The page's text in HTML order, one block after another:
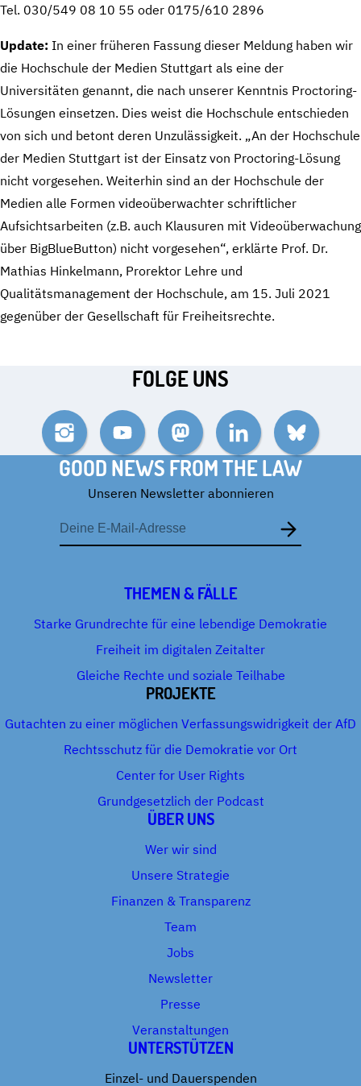
Tel. 030/549 08 10 55 oder 0175/610 2896
Update: In einer früheren Fassung dieser Meldung haben wir
die Hochschule der Medien Stuttgart als eine der
Universitäten genannt, die nach unserer Kenntnis Proctoring-
Lösungen einsetzen. Dies weist die Hochschule entschieden
von sich und betont deren Unzulässigkeit. „An der Hochschule
der Medien Stuttgart ist der Einsatz von Proctoring-Lösung
nicht vorgesehen. Weiterhin sind an der Hochschule der
Medien alle Formen videoüberwachter schriftlicher
Aufsichtsarbeiten (z.B. auch Klausuren mit Videoüberwachung
über BigBlueButton) nicht vorgesehen“, erklärte Prof. Dr.
Mathias Hinkelmann, Prorektor Lehre und
Qualitätsmanagement der Hochschule, am 15. Juli 2021
gegenüber der Gesellschaft für Freiheitsrechte.
FOLGE UNS
InstagramYouTube MastodonLinkedIn Bluesky
GOOD NEWS FROM THE LAW
Unseren Newsletter abonnieren
E-
Mail-
Adresse
THEMEN & FÄLLE
Starke Grundrechte für eine lebendige Demokratie
Freiheit im digitalen Zeitalter
Gleiche Rechte und soziale Teilhabe
PROJEKTE
Gutachten zu einer möglichen Verfassungswidrigkeit der AfD
Rechtsschutz für die Demokratie vor Ort
Center for User Rights
Grundgesetzlich der Podcast
ÜBER UNS
Wer wir sind
Unsere Strategie
Finanzen & Transparenz
Team
Jobs
Newsletter
Presse
Veranstaltungen
UNTERSTÜTZEN
Einzel- und Dauerspenden